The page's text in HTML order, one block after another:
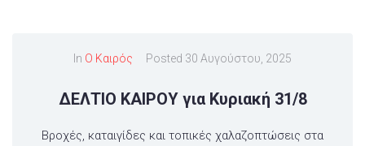
In Ο Καιρός Posted 30 Αυγούστου, 2025
ΔΕΛΤΙΟ ΚΑΙΡΟΥ για Κυριακή 31/8
Βροχές, καταιγίδες και τοπικές χαλαζοπτώσεις στα